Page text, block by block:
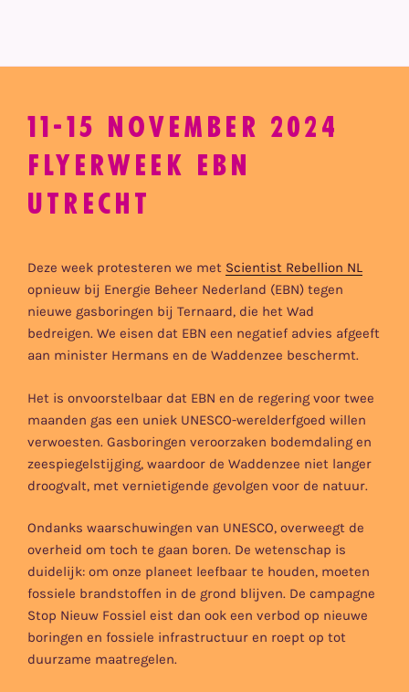
11-15 NOVEMBER 2024
FLYERWEEK EBN
UTRECHT
Deze week protesteren we met Scientist Rebellion NL
opnieuw bij Energie Beheer Nederland (EBN) tegen
nieuwe gasboringen bij Ternaard, die het Wad
bedreigen. We eisen dat EBN een negatief advies afgeeft
aan minister Hermans en de Waddenzee beschermt.
Het is onvoorstelbaar dat EBN en de regering voor twee
maanden gas een uniek UNESCO-werelderfgoed willen
verwoesten. Gasboringen veroorzaken bodemdaling en
zeespiegelstijging, waardoor de Waddenzee niet langer
droogvalt, met vernietigende gevolgen voor de natuur.
Ondanks waarschuwingen van UNESCO, overweegt de
overheid om toch te gaan boren. De wetenschap is
duidelijk: om onze planeet leefbaar te houden, moeten
fossiele brandstoffen in de grond blijven. De campagne
Stop Nieuw Fossiel eist dan ook een verbod op nieuwe
boringen en fossiele infrastructuur en roept op tot
duurzame maatregelen.